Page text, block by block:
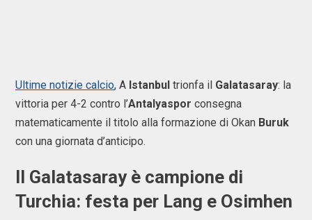
Ultime notizie calcio, A Istanbul trionfa il Galatasaray: la
vittoria per 4-2 contro l’Antalyaspor consegna
matematicamente il titolo alla formazione di Okan Buruk
con una giornata d’anticipo.
Il Galatasaray è campione di
Turchia: festa per Lang e Osimhen